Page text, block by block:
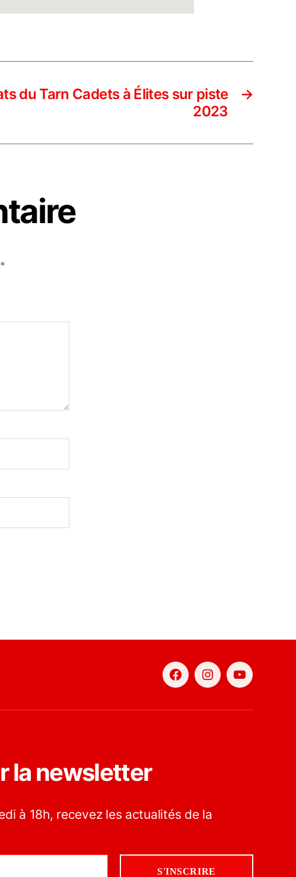
→
du Tarn Cadets à Élites sur piste
2023
*
FacebookInstagramYouTube
la newsletter
à 18h, recevez les actualités de la